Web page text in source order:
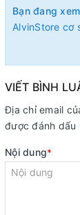
Bạn đang
VIẾT BÌNH
Địa chỉ email
được đánh dấu
Nội dung*